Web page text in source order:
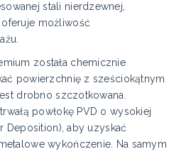
stali nierdzewnej,
możliwość
została chemicznie
powierzchnię z sześciokątnym
drobno szczotkowana.
powłokę PVD o wysokiej
Deposition), aby uzyskać
wykończenie. Na samym